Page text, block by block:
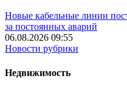
Новые кабельные линии
за постоянных аварий
06.08.2026 09:55
Новости рубрики
Недвижимость